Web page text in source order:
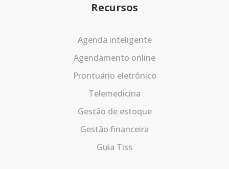
Recursos
Agenda inteligente
Agendamento online
Prontuário eletrônico
Telemedicina
Gestão de estoque
Gestão financeira
Guia Tiss